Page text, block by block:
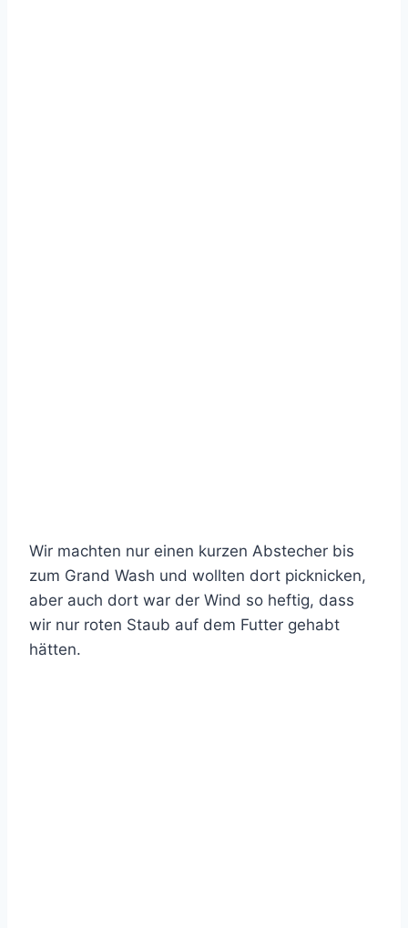
Wir machten nur einen kurzen Abstecher bis
zum Grand Wash und wollten dort picknicken,
aber auch dort war der Wind so heftig, dass
wir nur roten Staub auf dem Futter gehabt
hätten.